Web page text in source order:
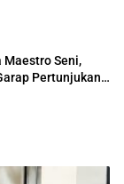
Maestro Seni,
Pertunjukan